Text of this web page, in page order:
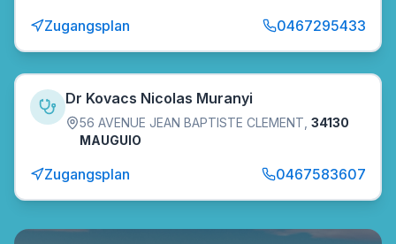
Zugangsplan 0467295433
Dr Kovacs Nicolas Muranyi
56 AVENUE JEAN BAPTISTE CLEMENT 34130
MAUGUIO
Zugangsplan 0467583607